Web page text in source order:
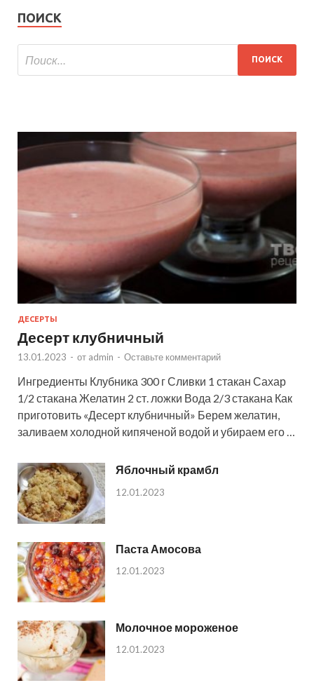
ПОИСК
ДЕСЕРТЫ
Десерт клубничный
13.01.2023 - от admin - Оставьте комментарий
Ингредиенты Клубника 300 г Сливки 1 стакан Сахар
1/2 стакана Желатин 2 ст. ложки Вода 2/3 стакана Как
приготовить «Десерт клубничный» Берем желатин,
заливаем холодной кипяченой водой и убираем его …
Яблочный крамбл
12.01.2023
Паста Амосова
12.01.2023
Молочное мороженое
12.01.2023